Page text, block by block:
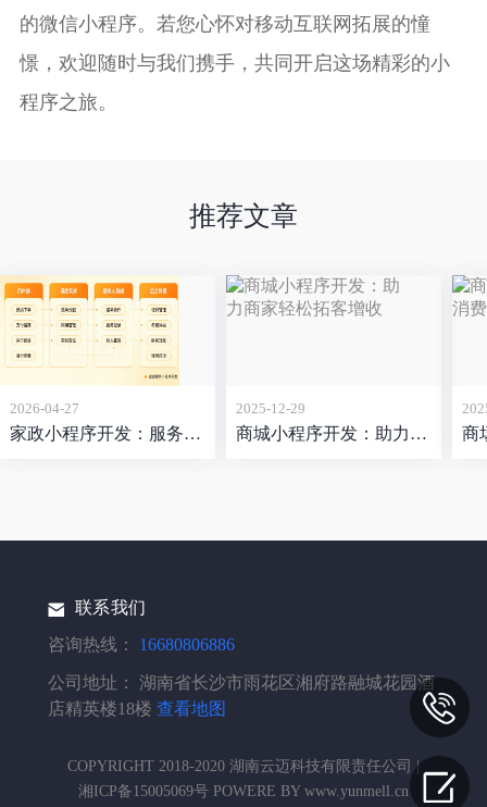
的微信小程序。若您心怀对移动互联网拓展的憧
憬，欢迎随时与我们携手，共同开启这场精彩的小
程序之旅。
推荐文章
2026-04-27
家政小程序开发：服务非标、用户挑剔，这个赛道的难点比想象中更立体
2025-12-29
商城小程序开发：助力商家轻松拓客增收
联系我们
咨询热线：
16680806886
公司地址：
湖南省长沙市雨花区湘府路融城花园酒
店精英楼18楼 查看地图
COPYRIGHT 2018-2020 湖南云迈科技有限责任公司 |
湘ICP备15005069号 POWERE BY www.yunmell.cn